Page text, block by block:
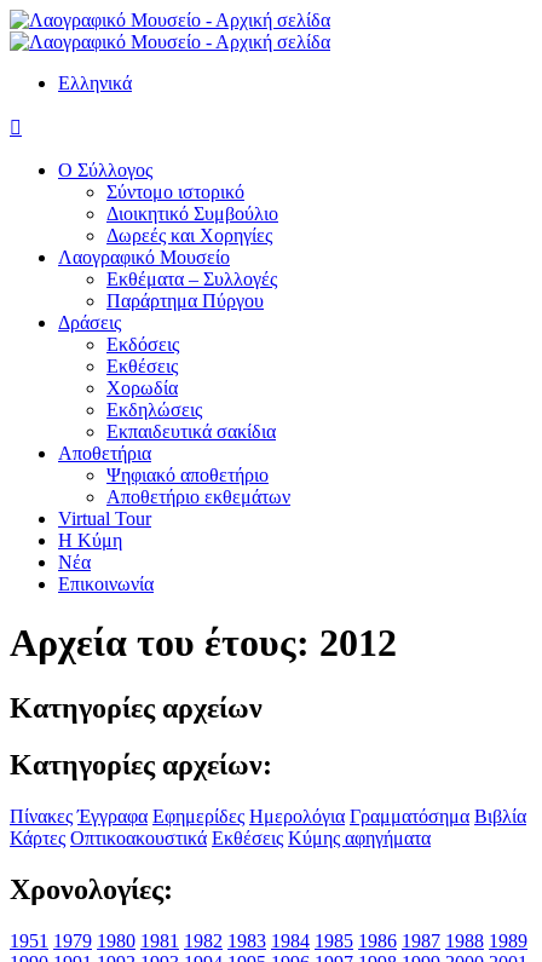
Ελληνικά

Ο Σύλλογος
Σύντομο ιστορικό
Διοικητικό Συμβούλιο
Δωρεές και Χορηγίες
Λαογραφικό Μουσείο
Εκθέματα – Συλλογές
Παράρτημα Πύργου
Δράσεις
Εκδόσεις
Εκθέσεις
Χορωδία
Εκδηλώσεις
Εκπαιδευτικά σακίδια
Αποθετήρια
Ψηφιακό αποθετήριο
Αποθετήριο εκθεμάτων
Virtual Tour
Η Κύμη
Νέα
Επικοινωνία
Αρχεία του έτους: 2012
Κατηγορίες αρχείων
Κατηγορίες αρχείων:
Πίνακες Έγγραφα Εφημερίδες Ημερολόγια Γραμματόσημα Βιβλία
Κάρτες Οπτικοακουστικά Εκθέσεις Κύμης αφηγήματα
Χρονολογίες:
1951 1979 1980 1981 1982 1983 1984 1985 1986 1987 1988 1989